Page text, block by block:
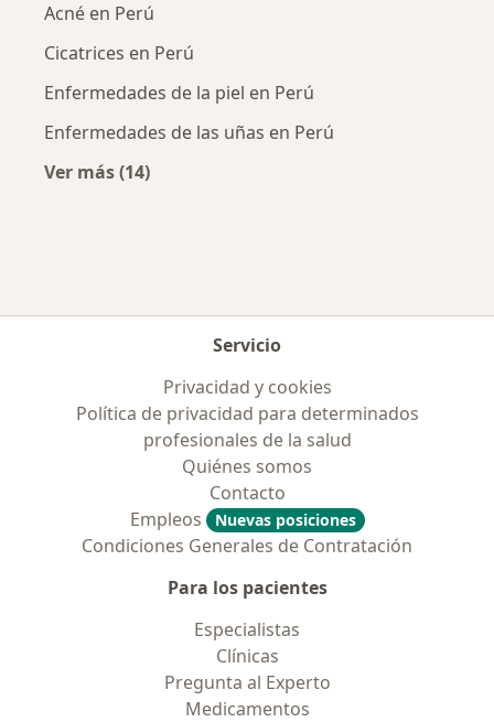
Acné en Perú
Cicatrices en Perú
Enfermedades de la piel en Perú
Enfermedades de las uñas en Perú
Ver más (14)
Servicio
Privacidad y cookies
Política de privacidad para determinados
profesionales de la salud
Quiénes somos
Contacto
Empleos
Nuevas posiciones
Condiciones Generales de Contratación
Para los pacientes
Especialistas
Clínicas
Pregunta al Experto
Medicamentos